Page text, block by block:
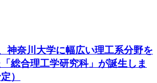
神奈川大学に幅広い理工系分野を
総合理工学研究科」が誕生しま
）